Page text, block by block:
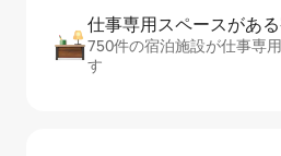
仕事専用ス⁠ペ⁠ー⁠スがあ⁠
750件の宿泊施設が仕事専
す